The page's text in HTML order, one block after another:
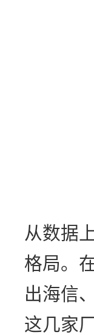
从数据
格局。
出海信
这几家